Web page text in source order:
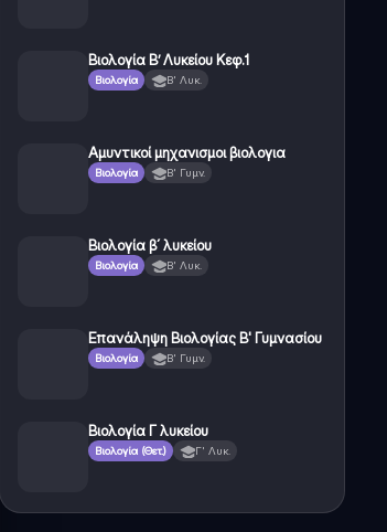
Βιολογία Β’ Λυκείου Κεφ.1
Βιολογία Β' Λυκ.
Αμυντικοί μηχανισμοι βιολογια
Βιολογία Β' Γυμν.
Βιολογία β´ λυκείου
Βιολογία Β' Λυκ.
Επανάληψη Βιολογίας Β' Γυμνασίου
Βιολογία Β' Γυμν.
Βιολογία Γ λυκείου
Βιολογία (Θετ.) Γ' Λυκ.